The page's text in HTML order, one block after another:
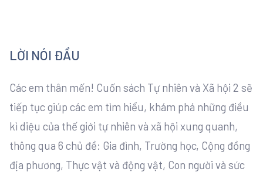
LỜI NÓI ĐẦU
Các em thân mến! Cuốn sách Tự nhiên và Xã hội 2 sẽ
tiếp tục giúp các em tìm hiểu, khám phá những điều
kì diệu của thế giới tự nhiên và xã hội xung quanh,
thông qua 6 chủ đề: Gia đình, Trường học, Cộng đồng
địa phương, Thực vật và động vật, Con người và sức